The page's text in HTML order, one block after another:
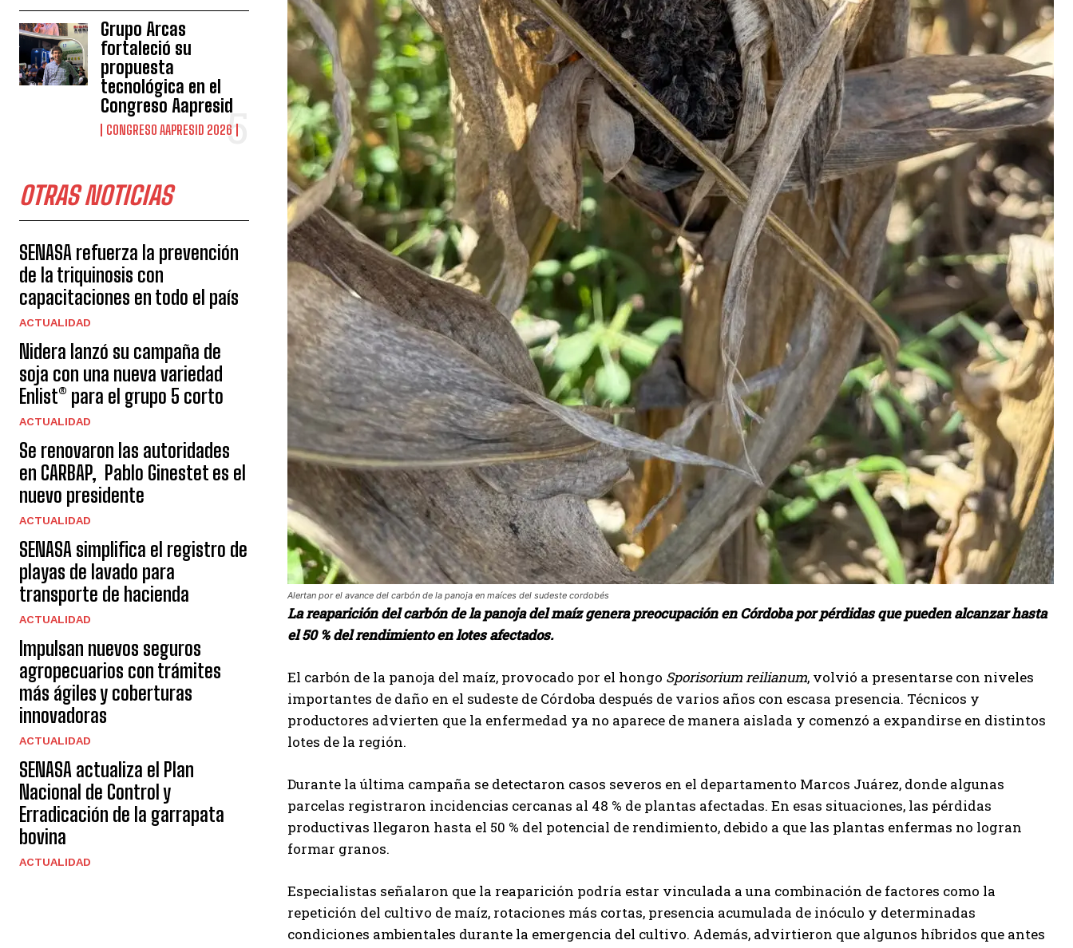
Suscribite al Newsletter
QUIERO SUSCRIBIRME
Leí y acepto la Política de Privacidad
Grupo Arcas
fortaleció su
propuesta
tecnológica en el
Congreso Aapresid
CONGRESO AAPRESID 2026
OTRAS NOTICIAS
SENASA refuerza la prevención
de la triquinosis con
capacitaciones en todo el país
ACTUALIDAD
Nidera lanzó su campaña de
soja con una nueva variedad
Enlist® para el grupo 5 corto
ACTUALIDAD
Se renovaron las autoridades
en CARBAP, Pablo Ginestet es el
nuevo presidente
ACTUALIDAD
SENASA simplifica el registro de
playas de lavado para
transporte de hacienda
ACTUALIDAD
Impulsan nuevos seguros
agropecuarios con trámites
más ágiles y coberturas
innovadoras
ACTUALIDAD
SENASA actualiza el Plan
Nacional de Control y
Erradicación de la garrapata
bovina
ACTUALIDAD
Alertan por el avance del carbón de la panoja en maíces del sudeste cordobés
La reaparición del carbón de la panoja del maíz genera preocupación en Córdoba por pérdidas que pueden alcanzar hasta
el 50 % del rendimiento en lotes afectados.
El carbón de la panoja del maíz, provocado por el hongo Sporisorium reilianum, volvió a presentarse con niveles
importantes de daño en el sudeste de Córdoba después de varios años con escasa presencia. Técnicos y
productores advierten que la enfermedad ya no aparece de manera aislada y comenzó a expandirse en distintos
lotes de la región.
Durante la última campaña se detectaron casos severos en el departamento Marcos Juárez, donde algunas
parcelas registraron incidencias cercanas al 48 % de plantas afectadas. En esas situaciones, las pérdidas
productivas llegaron hasta el 50 % del potencial de rendimiento, debido a que las plantas enfermas no logran
formar granos.
Especialistas señalaron que la reaparición podría estar vinculada a una combinación de factores como la
repetición del cultivo de maíz, rotaciones más cortas, presencia acumulada de inóculo y determinadas
condiciones ambientales durante la emergencia del cultivo. Además, advirtieron que algunos híbridos que antes